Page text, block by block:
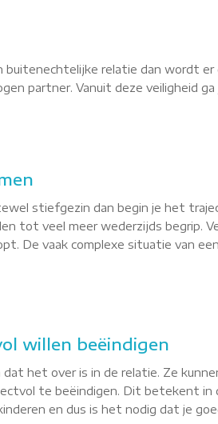
relatie dan wordt
partner. Vanuit deze veiligheid
stiefgezin dan begin je het
tot veel meer wederzijds begrip.
De vaak complexe situatie van
willen beëindigen
het over is in de relatie. Ze
te beëindigen. Dit betekent in
en dus is het nodig dat je